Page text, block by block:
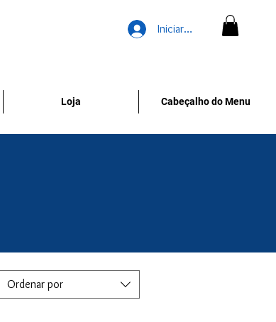
Iniciar sesión
Loja Cabeçalho do Menu
Ordenar por